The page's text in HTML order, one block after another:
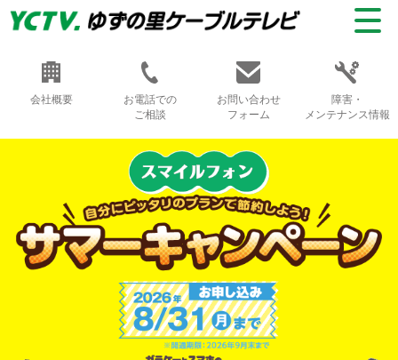
会社概要
お電話での
ご相談
お問い合わせ
フォーム
障害・
メンテナンス情報